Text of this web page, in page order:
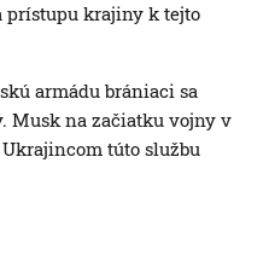
prístupu krajiny k tejto
armádu brániaci sa
Musk na začiatku vojny v
túto službu